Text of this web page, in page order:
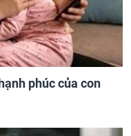
phúc của con